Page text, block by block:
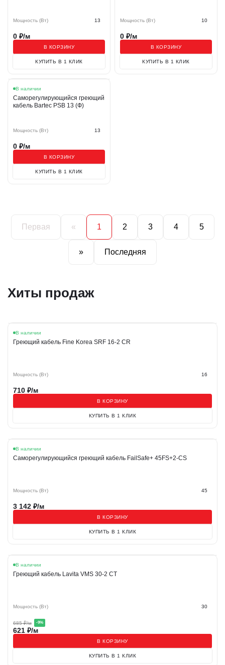
Мощность (Вт) 13
0 ₽/м
В КОРЗИНУ
КУПИТЬ В 1 КЛИК
Мощность (Вт) 10
0 ₽/м
В КОРЗИНУ
КУПИТЬ В 1 КЛИК
В наличии
Саморегулирующийся греющий
кабель Bartec PSB 13 (Ф)
Мощность (Вт) 13
0 ₽/м
В КОРЗИНУ
КУПИТЬ В 1 КЛИК
Первая « 1 2 3 4 5
» Последняя
Хиты продаж
В наличии
Греющий кабель Fine Korea SRF 16-2 CR
Мощность (Вт) 16
710 ₽/м
В КОРЗИНУ
КУПИТЬ В 1 КЛИК
Хит
В наличии
Саморегулирующийся греющий кабель FailSafe+ 45FS+2-CS
Мощность (Вт) 45
3 142 ₽/м
В КОРЗИНУ
КУПИТЬ В 1 КЛИК
Акция
В наличии
Греющий кабель Lavita VMS 30-2 CT
Мощность (Вт) 30
685₽/м -9%
621 ₽/м
В КОРЗИНУ
КУПИТЬ В 1 КЛИК